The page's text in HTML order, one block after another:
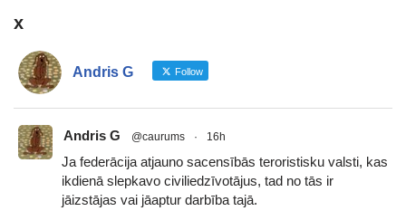
x
Andris G Follow
Andris G @caurums · 16h
Ja federācija atjauno sacensībās teroristisku valsti, kas
ikdienā slepkavo civiliedzīvotājus, tad no tās ir
jāizstājas vai jāaptur darbība tajā.